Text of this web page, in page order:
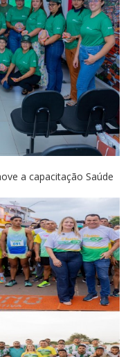
a capacitação Saúde